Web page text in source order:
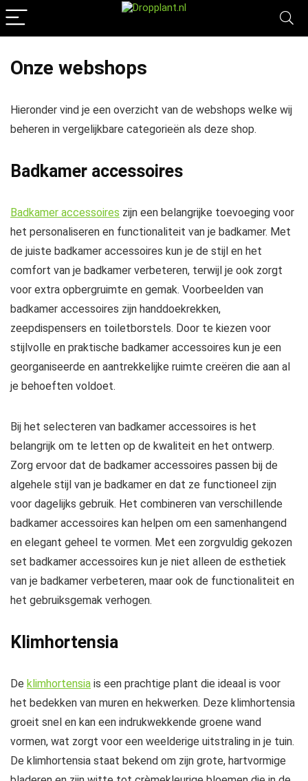
Onze webshops
Hieronder vind je een overzicht van de webshops welke wij
beheren in vergelijkbare categorieën als deze shop.
Badkamer accessoires
Badkamer accessoires zijn een belangrijke toevoeging voor
het personaliseren en functionaliteit van je badkamer. Met
de juiste badkamer accessoires kun je de stijl en het
comfort van je badkamer verbeteren, terwijl je ook zorgt
voor extra opbergruimte en gemak. Voorbeelden van
badkamer accessoires zijn handdoekrekken,
zeepdispensers en toiletborstels. Door te kiezen voor
stijlvolle en praktische badkamer accessoires kun je een
georganiseerde en aantrekkelijke ruimte creëren die aan al
je behoeften voldoet.
Bij het selecteren van badkamer accessoires is het
belangrijk om te letten op de kwaliteit en het ontwerp.
Zorg ervoor dat de badkamer accessoires passen bij de
algehele stijl van je badkamer en dat ze functioneel zijn
voor dagelijks gebruik. Het combineren van verschillende
badkamer accessoires kan helpen om een samenhangend
en elegant geheel te vormen. Met een zorgvuldig gekozen
set badkamer accessoires kun je niet alleen de esthetiek
van je badkamer verbeteren, maar ook de functionaliteit en
het gebruiksgemak verhogen.
Klimhortensia
De klimhortensia is een prachtige plant die ideaal is voor
het bedekken van muren en hekwerken. Deze klimhortensia
groeit snel en kan een indrukwekkende groene wand
vormen, wat zorgt voor een weelderige uitstraling in je tuin.
De klimhortensia staat bekend om zijn grote, hartvormige